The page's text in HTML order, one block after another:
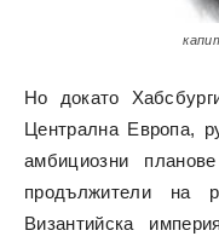
Но докато
Централна Европа,
амбициозни
продължители на
Византийска